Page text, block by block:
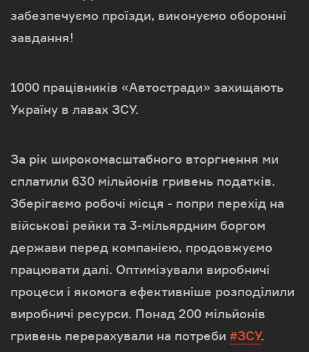
забезпечуємо проїзди, виконуємо оборонні
завдання!
1000 працівників «Автостради» захищають
Україну в лавах ЗСУ.
За рік широкомасштабного вторгнення ми
сплатили 630 мільйонів гривень податків.
Зберігаємо робочі місця - попри перехід на
військові рейки та 3-мільярдним боргом
держави перед компанією, продовжуємо
працювати далі. Оптимізували виробничі
процеси і якомога ефективніше розподілили
виробничі ресурси. Понад 200 мільйонів
гривень перерахували на потреби #ЗСУ.